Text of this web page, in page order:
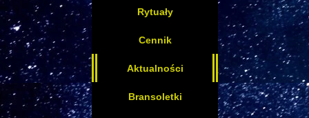
Rytuały
Cennik
Aktualności
Bransoletki